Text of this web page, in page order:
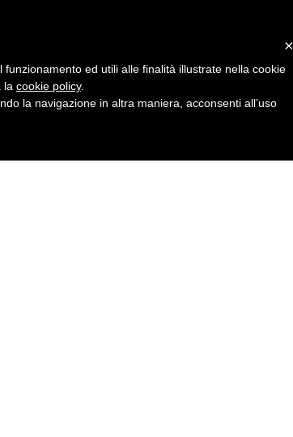
×
ed utili alle finalità illustrate nella cookie
la cookie policy.
la navigazione in altra maniera, acconsenti all’uso